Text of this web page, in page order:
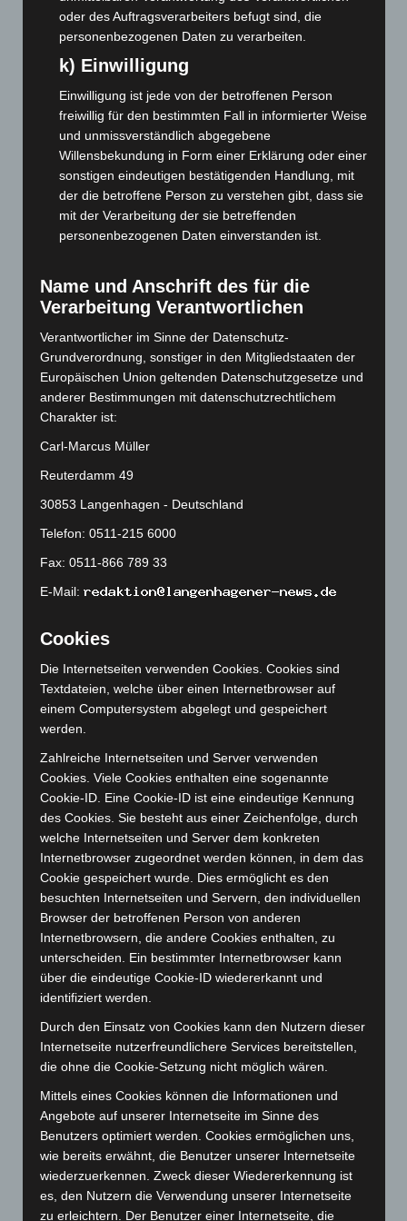
Juli 2026
(73)
Juni 2026(139)
Mai 2026(99)
April 2026(99)
März 2026(115)
Februar 2026(109)
Januar 2026(122)
Dezember 2025(103)
November 2025
September 2025 (93)
August 2025(90)
Juli 2025(90)
Juni 2025(103)
Mai 2025
(112)
April 2025(88)
März 2025(111)
Februar 2025(96)
Januar 2025(88)
Dezember 2024(89)
November 2024 (94)
August 2024(107)
Juli 2024(89)
Juni 2024(107)
Mai 2024(149)
März 2024 (103)
Februar 2024(103)
Januar 2024(111)
Dezember 2023(130)
November 2023(130)
September 2023(133)
August 2023(134)
Juli 2023 (118)
Mai 2023(139)
April 2023 (155)
März 2023(174)
Februar 2023
Januar 2023 (140)
Dezember 2022(130)
November 2022 (167)
oder des Auftragsverarbeiters befugt sind, die
personenbezogenen Daten zu verarbeiten.
k) Einwilligung
Einwilligung ist jede von der betroffenen Person
freiwillig für den bestimmten Fall in informierter Weise
und unmissverständlich abgegebene
Willensbekundung in Form einer Erklärung oder einer
sonstigen eindeutigen bestätigenden Handlung, mit
der die betroffene Person zu verstehen gibt, dass sie
mit der Verarbeitung der sie betreffenden
personenbezogenen Daten einverstanden ist.
Name und Anschrift des für die
Verarbeitung Verantwortlichen
Verantwortlicher im Sinne der Datenschutz-
Grundverordnung, sonstiger in den Mitgliedstaaten der
Europäischen Union geltenden Datenschutzgesetze und
anderer Bestimmungen mit datenschutzrechtlichem
Charakter ist:
Carl-Marcus Müller
Reuterdamm 49
30853 Langenhagen - Deutschland
Telefon: 0511-215 6000
Fax: 0511-866 789 33
E-Mail:
Cookies
Die Internetseiten verwenden Cookies. Cookies sind
Textdateien, welche über einen Internetbrowser auf
einem Computersystem abgelegt und gespeichert
werden.
Zahlreiche Internetseiten und Server verwenden
Cookies. Viele Cookies enthalten eine sogenannte
Cookie-ID. Eine Cookie-ID ist eine eindeutige Kennung
des Cookies. Sie besteht aus einer Zeichenfolge, durch
welche Internetseiten und Server dem konkreten
Internetbrowser zugeordnet werden können, in dem das
Cookie gespeichert wurde. Dies ermöglicht es den
besuchten Internetseiten und Servern, den individuellen
Browser der betroffenen Person von anderen
Internetbrowsern, die andere Cookies enthalten, zu
unterscheiden. Ein bestimmter Internetbrowser kann
über die eindeutige Cookie-ID wiedererkannt und
identifiziert werden.
Durch den Einsatz von Cookies kann den Nutzern dieser
Internetseite nutzerfreundlichere Services bereitstellen,
die ohne die Cookie-Setzung nicht möglich wären.
Mittels eines Cookies können die Informationen und
Angebote auf unserer Internetseite im Sinne des
Benutzers optimiert werden. Cookies ermöglichen uns,
wie bereits erwähnt, die Benutzer unserer Internetseite
wiederzuerkennen. Zweck dieser Wiedererkennung ist
es, den Nutzern die Verwendung unserer Internetseite
zu erleichtern. Der Benutzer einer Internetseite, die